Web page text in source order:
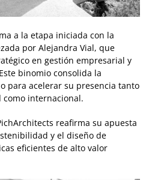
a la etapa iniciada con la
por Alejandra Vial, que
en gestión empresarial y
binomio consolida la
para acelerar su presencia tanto
como internacional.
reafirma su apuesta
y el diseño de
eficientes de alto valor